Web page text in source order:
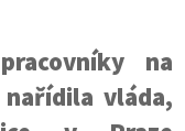
na
vláda,